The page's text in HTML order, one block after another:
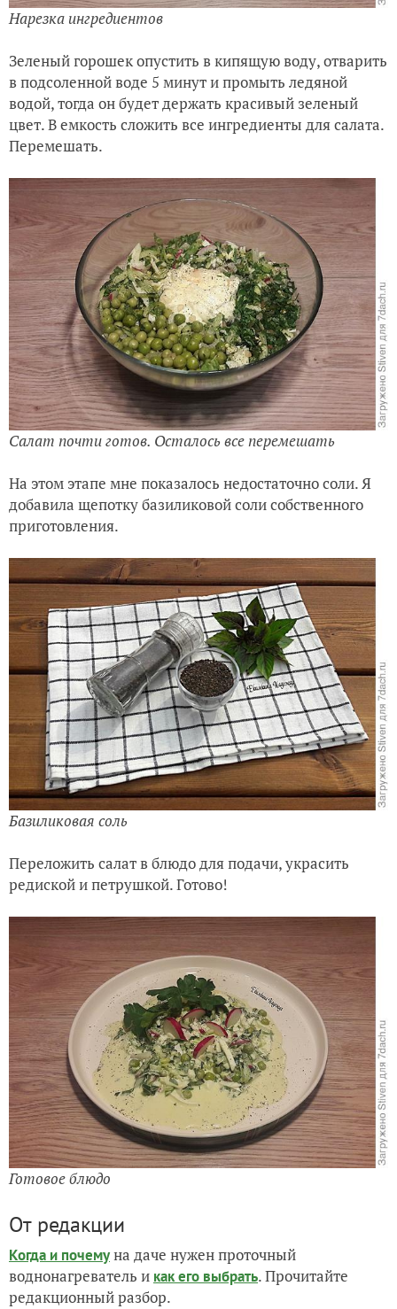
Нарезка ингредиентов
Зеленый горошек опустить в кипящую воду, отварить
в подсоленной воде 5 минут и промыть ледяной
водой, тогда он будет держать красивый зеленый
цвет. В емкость сложить все ингредиенты для салата.
Перемешать.
Салат почти готов. Осталось все перемешать
На этом этапе мне показалось недостаточно соли. Я
добавила щепотку базиликовой соли собственного
приготовления.
Базиликовая соль
Переложить салат в блюдо для подачи, украсить
редиской и петрушкой. Готово!
Готовое блюдо
От редакции
Когда и почемуна даче нужен проточный
воднонагреватель и как его выбрать. Прочитайте
редакционный разбор.